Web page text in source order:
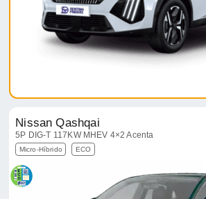
Nissan Qashqai
5P DIG-T 117KW MHEV 4×2 Acenta
Micro-Híbrido ECO